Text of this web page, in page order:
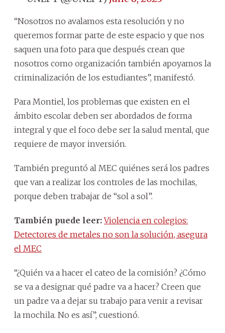
“Nosotros no avalamos esta resolución y no
queremos formar parte de este espacio y que nos
saquen una foto para que después crean que
nosotros como organización también apoyamos la
criminalización de los estudiantes”, manifestó.
Para Montiel, los problemas que existen en el
ámbito escolar deben ser abordados de forma
integral y que el foco debe ser la salud mental, que
requiere de mayor inversión.
También preguntó al MEC quiénes será los padres
que van a realizar los controles de las mochilas,
porque deben trabajar de “sol a sol”.
También puede leer: Violencia en colegios:
Detectores de metales no son la solución, asegura
el MEC
“¿Quién va a hacer el cateo de la comisión? ¿Cómo
se va a designar qué padre va a hacer? Creen que
un padre va a dejar su trabajo para venir a revisar
la mochila. No es así”, cuestionó.